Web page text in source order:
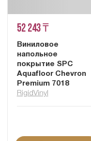
52 243 ₸
Виниловое
напольное
покрытие SPC
Aquafloor Chevron
Premium 7018
RigidVinyl